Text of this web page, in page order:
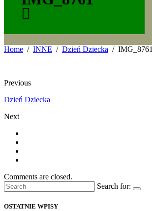
Home INNE Dzień Dziecka IMG_8761
Previous
Dzień Dziecka
Next
Comments are closed.
Search for:
OSTATNIE WPISY